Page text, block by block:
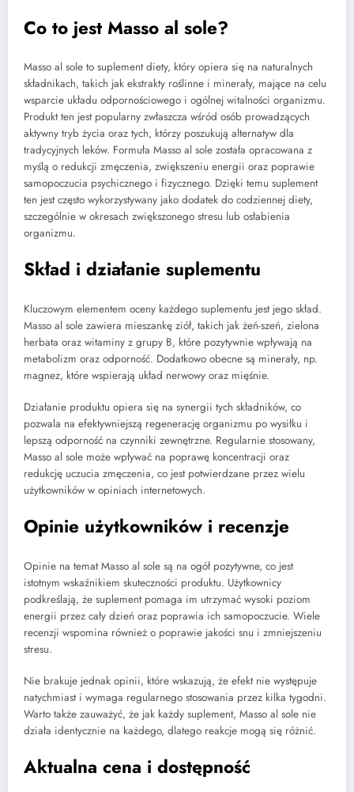
Co to jest Masso al sole?
Masso al sole to suplement diety, który opiera się na naturalnych
składnikach, takich jak ekstrakty roślinne i minerały, mające na celu
wsparcie układu odpornościowego i ogólnej witalności organizmu.
Produkt ten jest popularny zwłaszcza wśród osób prowadzących
aktywny tryb życia oraz tych, którzy poszukują alternatyw dla
tradycyjnych leków. Formuła Masso al sole została opracowana z
myślą o redukcji zmęczenia, zwiększeniu energii oraz poprawie
samopoczucia psychicznego i fizycznego. Dzięki temu suplement
ten jest często wykorzystywany jako dodatek do codziennej diety,
szczególnie w okresach zwiększonego stresu lub osłabienia
organizmu.
Skład i działanie suplementu
Kluczowym elementem oceny każdego suplementu jest jego skład.
Masso al sole zawiera mieszankę ziół, takich jak żeń-szeń, zielona
herbata oraz witaminy z grupy B, które pozytywnie wpływają na
metabolizm oraz odporność. Dodatkowo obecne są minerały, np.
magnez, które wspierają układ nerwowy oraz mięśnie.
Działanie produktu opiera się na synergii tych składników, co
pozwala na efektywniejszą regenerację organizmu po wysiłku i
lepszą odporność na czynniki zewnętrzne. Regularnie stosowany,
Masso al sole może wpływać na poprawę koncentracji oraz
redukcję uczucia zmęczenia, co jest potwierdzane przez wielu
użytkowników w opiniach internetowych.
Opinie użytkowników i recenzje
Opinie na temat Masso al sole są na ogół pozytywne, co jest
istotnym wskaźnikiem skuteczności produktu. Użytkownicy
podkreślają, że suplement pomaga im utrzymać wysoki poziom
energii przez cały dzień oraz poprawia ich samopoczucie. Wiele
recenzji wspomina również o poprawie jakości snu i zmniejszeniu
stresu.
Nie brakuje jednak opinii, które wskazują, że efekt nie występuje
natychmiast i wymaga regularnego stosowania przez kilka tygodni.
Warto także zauważyć, że jak każdy suplement, Masso al sole nie
działa identycznie na każdego, dlatego reakcje mogą się różnić.
Aktualna cena i dostępność